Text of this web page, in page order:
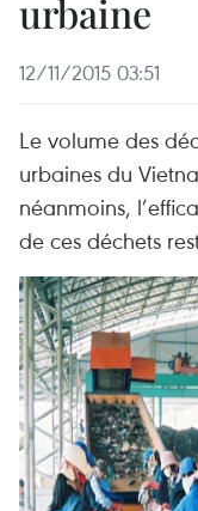
urbaine
12/11/2015 03:51
Le volume des
urbaines du
néanmoins,
de ces déchets